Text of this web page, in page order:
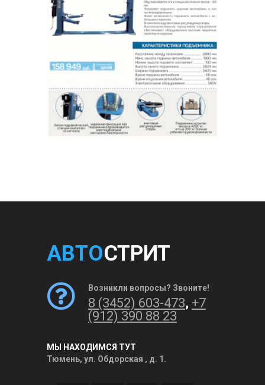
АВТОСТРИТ
Возникли вопросы? Звоните!
8 (3452) 603-473, +7
(912) 390 88 23
МЫ НАХОДИМСЯ ТУТ
Тюмень, ул. Обдорская , д. 1.